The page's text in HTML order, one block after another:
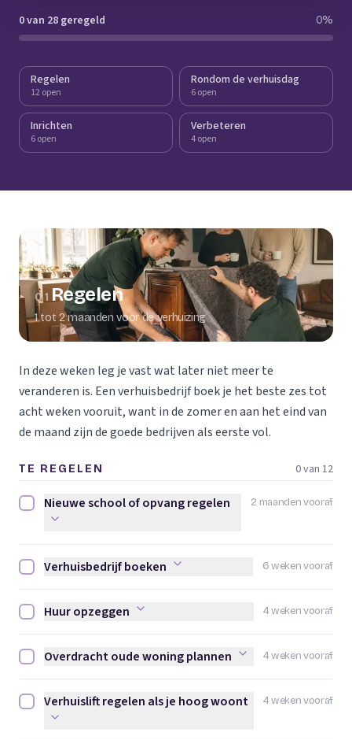
0 van 28 geregeld 0%
Regelen
12 open
Rondom de verhuisdag
6 open
Inrichten
6 open
Verbeteren
4 open
01 Regelen
1 tot 2 maanden voor de verhuizing
In deze weken leg je vast wat later niet meer te
veranderen is. Een verhuisbedrijf boek je het beste zes tot
acht weken vooruit, want in de zomer en aan het eind van
de maand zijn de goede bedrijven als eerste vol.
TE REGELEN 0 van 12
2 maanden vooraf
Nieuwe school of opvang regelen afvinken
Nieuwe school of opvang regelen
6 weken vooraf
Verhuisbedrijf boeken afvinken
Verhuisbedrijf boeken
4 weken vooraf
Huur opzeggen afvinken
Huur opzeggen
4 weken vooraf
Overdracht oude woning plannen afvinken
Overdracht oude woning plannen
4 weken vooraf
Verhuislift regelen als je hoog woont afvinken
Verhuislift regelen als je hoog woont